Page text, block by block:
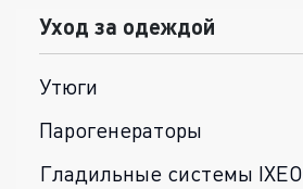
Уход за одеждой
Утюги
Парогенераторы
Гладильные системы IXEO